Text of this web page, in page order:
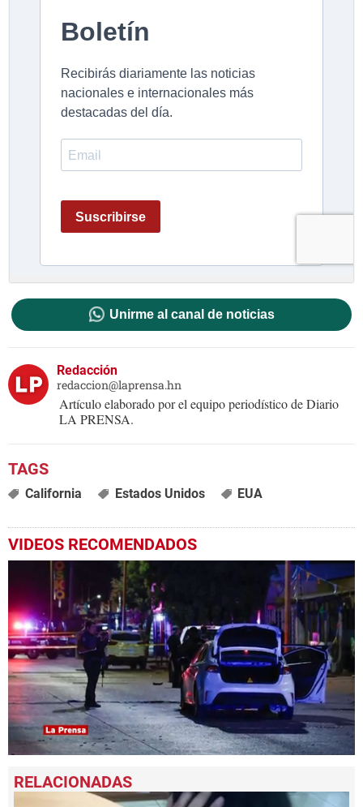
Unirme al canal de noticias
Redacción
redaccion@laprensa.hn
Artículo elaborado por el equipo periodístico de Diario
LA PRENSA.
California Estados Unidos EUA
VIDEOS RECOMENDADOS
seconds
of